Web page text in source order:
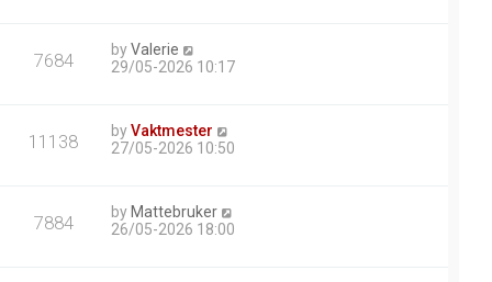
7684 byValerie
29/05-2026 10:17
11138 byVaktmester
27/05-2026 10:50
7884 by Mattebruker
26/05-2026 18:00